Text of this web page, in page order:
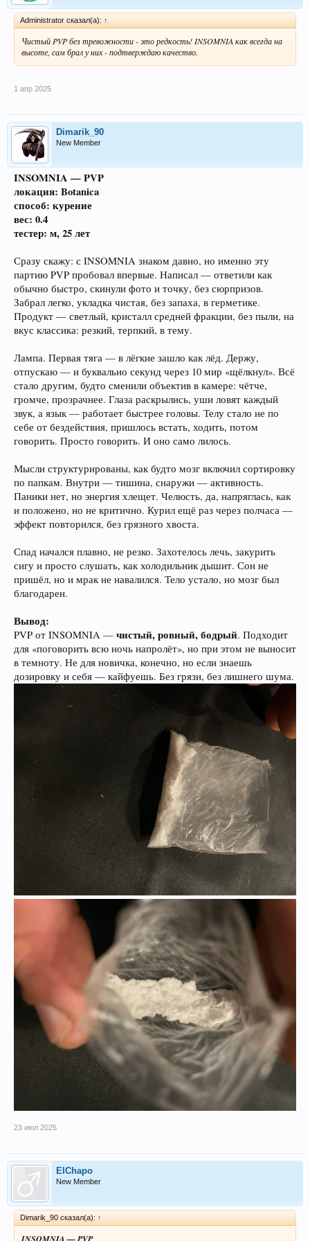
Administrator сказал(а): ↑
Чистый PVP без тревожности - это редкость! INSOMNIA как всегда на
высоте, сам брал у них - подтверждаю качество.
1 апр 2025
Dimarik_90
New Member
INSOMNIA — PVP
локация: Botanica
способ: курение
вес: 0.4
тестер: м, 25 лет
Сразу скажу: с INSOMNIA знаком давно, но именно эту
партию PVP пробовал впервые. Написал — ответили как
обычно быстро, скинули фото и точку, без сюрпризов.
Забрал легко, укладка чистая, без запаха, в герметике.
Продукт — светлый, кристалл средней фракции, без пыли, на
вкус классика: резкий, терпкий, в тему.
Лампа. Первая тяга — в лёгкие зашло как лёд. Держу,
отпускаю — и буквально секунд через 10 мир «щёлкнул». Всё
стало другим, будто сменили объектив в камере: чётче,
громче, прозрачнее. Глаза раскрылись, уши ловят каждый
звук, а язык — работает быстрее головы. Телу стало не по
себе от бездействия, пришлось встать, ходить, потом
говорить. Просто говорить. И оно само лилось.
Мысли структурированы, как будто мозг включил сортировку
по папкам. Внутри — тишина, снаружи — активность.
Паники нет, но энергия хлещет. Челюсть, да, напряглась, как
и положено, но не критично. Курил ещё раз через полчаса —
эффект повторился, без грязного хвоста.
Спад начался плавно, не резко. Захотелось лечь, закурить
сигу и просто слушать, как холодильник дышит. Сон не
пришёл, но и мрак не навалился. Тело устало, но мозг был
благодарен.
Вывод:
PVP от INSOMNIA — чистый, ровный, бодрый. Подходит
для «поговорить всю ночь напролёт», но при этом не выносит
в темноту. Не для новичка, конечно, но если знаешь
дозировку и себя — кайфуешь. Без грязи, без лишнего шума.
23 июл 2025
ElChapo
New Member
Dimarik_90 сказал(а): ↑